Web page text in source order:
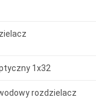
1x32
rozdzielacz